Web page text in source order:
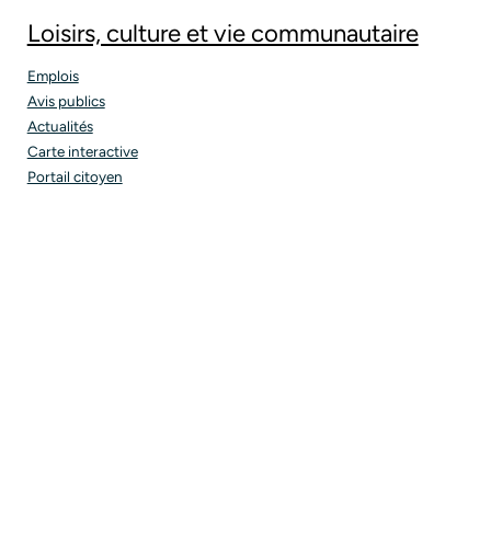
Loisirs, culture et vie communautaire
Emplois
Avis publics
Actualités
Carte interactive
Portail citoyen